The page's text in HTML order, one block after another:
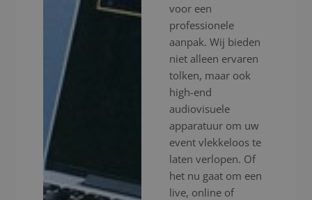
voor een
professionele
aanpak. Wij bieden
niet alleen ervaren
tolken, maar ook
high-end
audiovisuele
apparatuur om uw
event vlekkeloos te
laten verlopen. Of
het nu gaat om een
live, online of